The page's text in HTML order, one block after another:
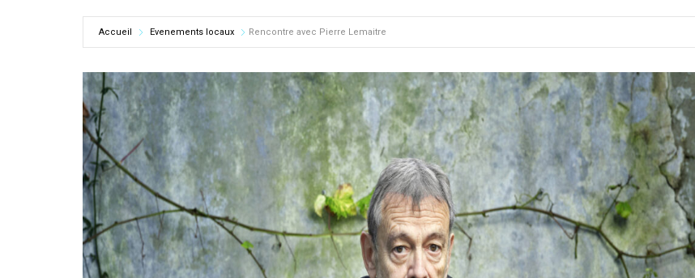
Accueil Evenements locaux Rencontre avec Pierre Lemaitre